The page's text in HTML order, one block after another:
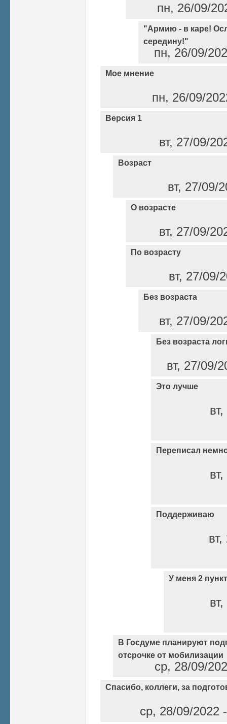
пн, 26/09/
"Армию - в каре!
середину!"
пн, 26/09/
Мое мнение
пн, 26/09/
Версия 1
вт, 27/09/
Возраст
вт, 27/09/
О возрасте
вт, 27/09/
По возрасту
вт, 27/09/
Без возраста
вт, 27/09/
Без возраста
вт, 27/09/
Это лучше
Переписал
Поддерживаю
У меня 2
В Госдуме планируют
отсрочке от мобилизации
ср, 28/09/
Спасибо, коллеги, за
ср, 28/09/